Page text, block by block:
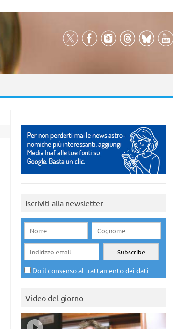
Iscriviti alla newsletter
Do il consenso al trattamento dei dati
Video del giorno